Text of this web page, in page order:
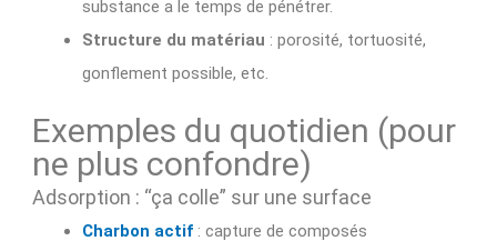
substance a le temps de pénétrer.
Structure du matériau : porosité, tortuosité,
gonflement possible, etc.
Exemples du quotidien (pour
ne plus confondre)
Adsorption : “ça colle” sur une surface
Charbon actif: capture de composés